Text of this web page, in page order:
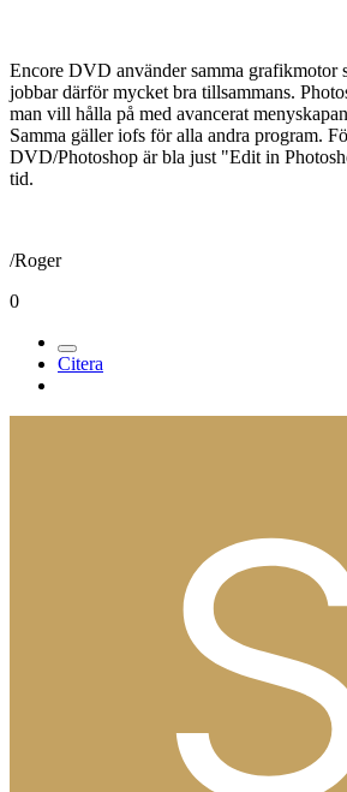
Encore DVD använder samma grafikmotor
jobbar därför mycket bra tillsammans.
man vill hålla på med avancerat
Samma gäller iofs för alla andra program.
DVD/Photoshop är bla just "Edit in
tid.
/Roger
0
Citera